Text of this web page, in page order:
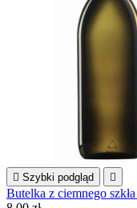
 Szybki podgląd 
Butelka z ciemnego